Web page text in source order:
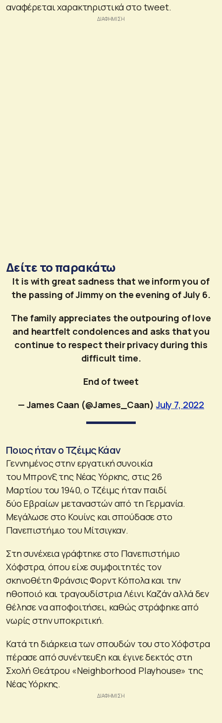
αναφέρεται χαρακτηριστικά στο tweet.
Δείτε το παρακάτω
It is with great sadness that we inform you of
the passing of Jimmy on the evening of July 6.
The family appreciates the outpouring of love
and heartfelt condolences and asks that you
continue to respect their privacy during this
difficult time.
End of tweet
— James Caan (@James_Caan)July 7, 2022
Ποιος ήταν ο Τζέιμς Κάαν
Γεννημένος στην εργατική συνοικία
του Μπρονξ της Νέας Υόρκης, στις 26
Μαρτίου του 1940, ο Τζέιμς ήταν παιδί
δύο Εβραίων μεταναστών από τη Γερμανία.
Μεγάλωσε στο Κουίνς και σπούδασε στο
Πανεπιστήμιο του Μίτσιγκαν.
Στη συνέχεια γράφτηκε στο Πανεπιστήμιο
Χόφστρα, όπου είχε συμφοιτητές τον
σκηνοθέτη Φράνσις Φορντ Κόπολα και την
ηθοποιό και τραγουδίστρια Λέινι Καζάν αλλά δεν
θέλησε να αποφοιτήσει, καθώς στράφηκε από
νωρίς στην υποκριτική.
Κατά τη διάρκεια των σπουδών του στο Χόφστρα
πέρασε από συνέντευξη και έγινε δεκτός στη
Σχολή Θεάτρου «Neighborhood Playhouse» της
Νέας Υόρκης.